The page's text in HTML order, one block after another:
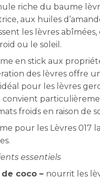
riche du baume
aux huiles
les lèvres
ou le soleil.
en stick aux
des lèvres offre
pour les lèvres
froids en raison de
pour les Lèvres 017
essentiels
de coco – nourrit les